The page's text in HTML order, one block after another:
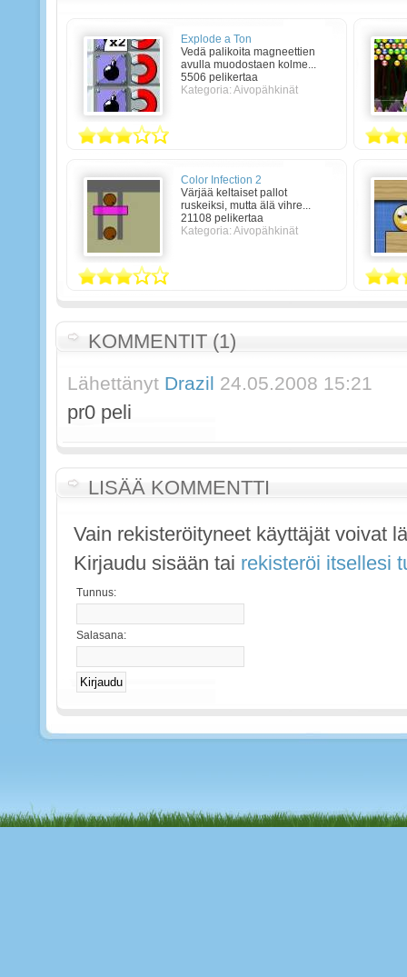
Explode a Ton
Vedä palikoita magneettien
avulla muodostaen kolme...
5506 pelikertaa
Kategoria: Aivopähkinät
Color Infection 2
Värjää keltaiset pallot
ruskeiksi, mutta älä vihre...
21108 pelikertaa
Kategoria: Aivopähkinät
KOMMENTIT (1)
Lähettänyt Drazil 24.05.2008 15:21
pr0 peli
LISÄÄ KOMMENTTI
Vain rekisteröityneet käyttäjät voivat
Kirjaudu sisään tai rekisteröi itsellesi
Tunnus:
Salasana: